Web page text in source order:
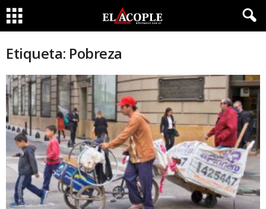
Etiqueta: Pobreza